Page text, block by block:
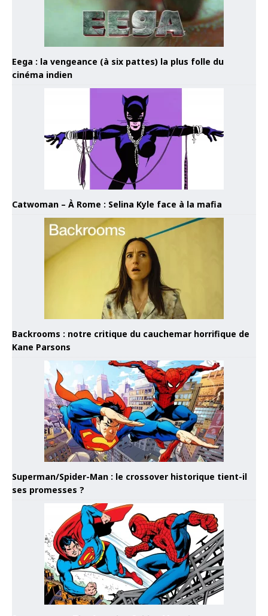
Eega : la vengeance (à six pattes) la plus folle du
cinéma indien
Catwoman – À Rome : Selina Kyle face à la mafia
Backrooms : notre critique du cauchemar horrifique de
Kane Parsons
Superman/Spider-Man : le crossover historique tient-il
ses promesses ?